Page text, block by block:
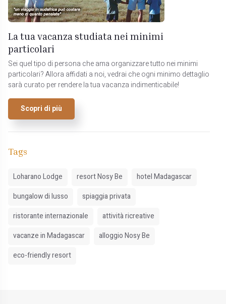
La tua vacanza studiata nei minimi
particolari
Sei quel tipo di persona che ama organizzare tutto nei minimi
particolari? Allora affidati a noi, vedrai che ogni minimo dettaglio
sarà curato per rendere la tua vacanza indimenticabile!
Scopri di più
Tags
Loharano Lodge resort Nosy Be
hotel Madagascar
bungalow di lusso
spiaggia privata
ristorante internazionale
attività ricreative
vacanze in Madagascar
alloggio Nosy Be
eco-friendly resort